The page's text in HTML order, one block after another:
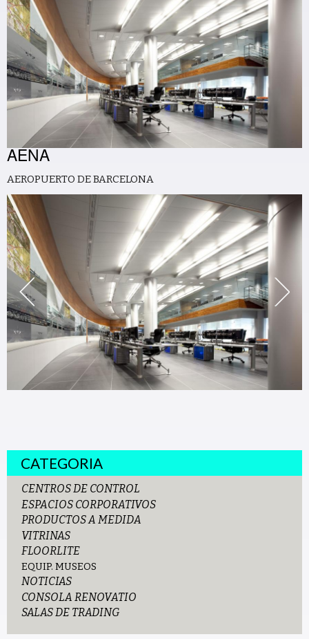
AENA
AEROPUERTO DE BARCELONA
CATEGORIA
CENTROS DE CONTROL
ESPACIOS CORPORATIVOS
PRODUCTOS A MEDIDA
VITRINAS
FLOORLITE
EQUIP. MUSEOS
NOTICIAS
CONSOLA RENOVATIO
SALAS DE TRADING